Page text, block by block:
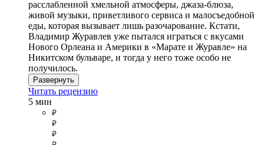
расслабленной хмельной атмосферы, джаза-блюза,
живой музыки, приветливого сервиса и малосъедобной
еды, которая вызывает лишь разочарование. Кстати,
Владимир Журавлев уже пытался играться с вкусами
Нового Орлеана и Америки в «Марате и Журавле» на
Никитском бульваре, и тогда у него тоже особо не
получилось.
Развернуть
Читать рецензию
5 мин